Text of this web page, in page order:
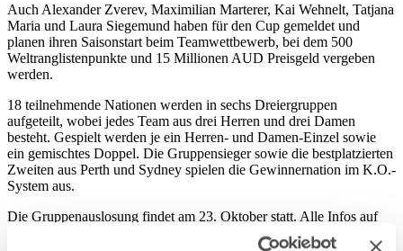
Auch Alexander Zverev, Maximilian Marterer, Kai Wehnelt, Tatjana
Maria und Laura Siegemund haben für den Cup gemeldet und
planen ihren Saisonstart beim Teamwettbewerb, bei dem 500
Weltranglistenpunkte und 15 Millionen AUD Preisgeld vergeben
werden.
18 teilnehmende Nationen werden in sechs Dreiergruppen
aufgeteilt, wobei jedes Team aus drei Herren und drei Damen
besteht. Gespielt werden je ein Herren- und Damen-Einzel sowie
ein gemischtes Doppel. Die Gruppensieger sowie die bestplatzierten
Zweiten aus Perth und Sydney spielen die Gewinnernation im K.O.-
System aus.
Die Gruppenauslosung findet am 23. Oktober statt. Alle Infos auf
wird in einer neuen Registerkarte geöffnet